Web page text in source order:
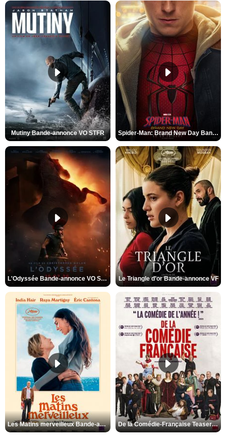
Mutiny Bande-annonce VO STFR Spider-Man: Brand New Day Bande-annonce VO STFR
L'Odyssée Bande-annonce VO STFR Le Triangle d'or Bande-annonce VF
Les Matins merveilleux Bande-annonce VF De la Comédie-Française Teaser VF